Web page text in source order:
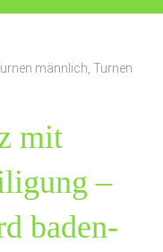
männlich Turnen
mit
–
baden-